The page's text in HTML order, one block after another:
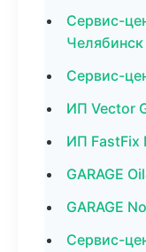
Сервис-
Челябинск
Сервис-
ИП Vector
ИП FastFix
GARAGE
GARAGE
Сервис-